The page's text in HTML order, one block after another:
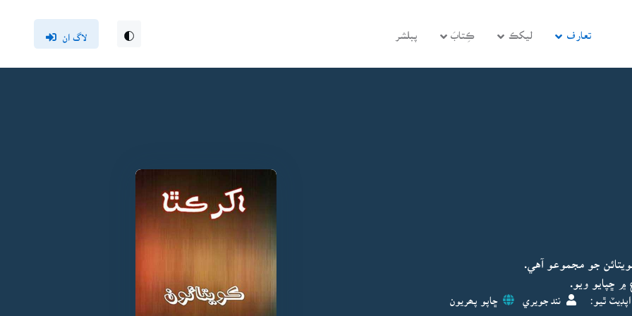
تعارف ليکڪ ڪِتابَ پبلشر لاگ ان
جو مجموعو آهي.
ٿيو: ڇاپو پھريون